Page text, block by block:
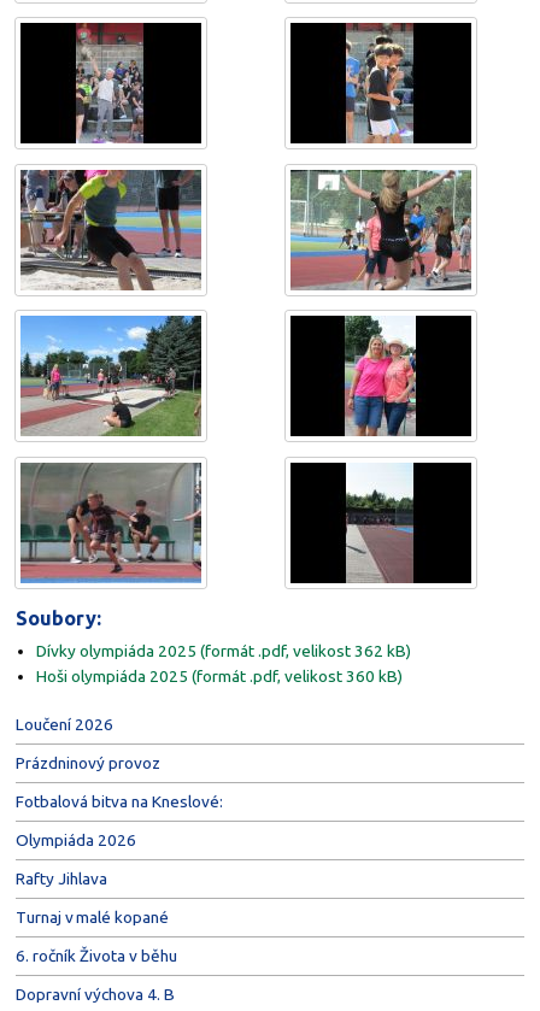
Loučení 2026
Prázdninový provoz
Fotbalová bitva na Kneslové:
Olympiáda 2026
Rafty Jihlava
Turnaj v malé kopané
6. ročník Života v běhu
Dopravní výchova 4. B
Soubory:
Dívky olympiáda 2025 (formát .pdf, velikost 362 kB)
Hoši olympiáda 2025 (formát .pdf, velikost 360 kB)